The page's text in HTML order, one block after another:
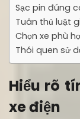
Sạc pin đúng
Tuân thủ luật
Chọn xe phù
Thói quen sử
Hiểu rõ
xe điện